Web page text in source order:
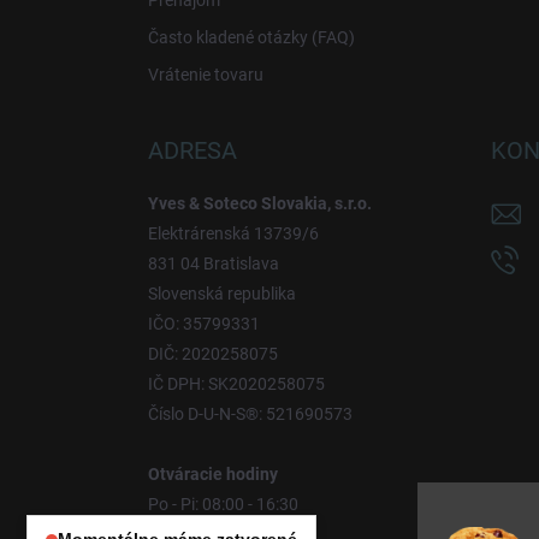
Často kladené otázky (FAQ)
Vrátenie tovaru
ADRESA
Yves & Soteco Slovakia, s.r.o.
Elektrárenská 13739/6
831 04 Bratislava
Slovenská republika
IČO: 35799331
DIČ: 2020258075
IČ DPH: SK2020258075
Číslo D-U-N-S®: 521690573
Otváracie hodiny
Po - Pi: 08:00 - 16:30
So - Ne: Zatvorené